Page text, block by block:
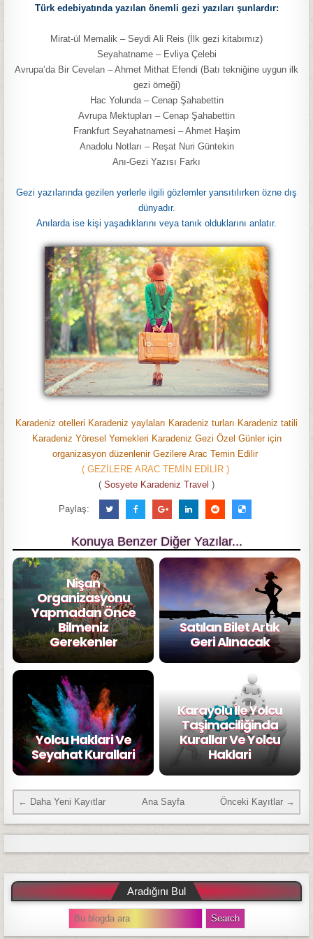
Türk edebiyatında yazılan önemli gezi yazıları şunlardır:
Mirat-ül Memalik – Seydi Ali Reis (İlk gezi kitabımız)
Seyahatname – Evliya Çelebi
Avrupa’da Bir Cevelan – Ahmet Mithat Efendi (Batı tekniğine uygun ilk
gezi örneği)
Hac Yolunda – Cenap Şahabettin
Avrupa Mektupları – Cenap Şahabettin
Frankfurt Seyahatnamesi – Ahmet Haşim
Anadolu Notları – Reşat Nuri Güntekin
Anı-Gezi Yazısı Farkı
Gezi yazılarında gezilen yerlerle ilgili gözlemler yansıtılırken özne dış
dünyadır.
Anılarda ise kişi yaşadıklarını veya tanık olduklarını anlatır.
Karadeniz otelleri Karadeniz yaylaları Karadeniz turları Karadeniz tatili
Karadeniz Yöresel Yemekleri Karadeniz Gezi Özel Günler için
organizasyon düzenlenir Gezilere Arac Temin Edilir
( GEZİLERE ARAC TEMİN EDİLİR )
( Sosyete Karadeniz Travel )
Paylaş:
Konuya Benzer Diğer Yazılar...
Nişan
Organizasyonu
Yapmadan Önce
Bilmeniz
Gerekenler
Satılan Bilet Artık
Geri Alınacak
Yolcu Haklari Ve
Seyahat Kurallari
Karayolu İle Yolcu
Taşimaciliğinda
Kurallar Ve Yolcu
Haklari
← Daha Yeni Kayıtlar Önceki Kayıtlar →
Ana Sayfa
Aradığını Bul
e